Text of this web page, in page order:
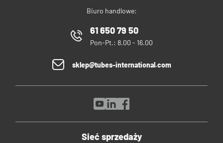
Biuro handlowe:
61 650 79 50
Pon-Pt.: 8.00 - 16.00
sklep@tubes-international.com
Sieć sprzedaży